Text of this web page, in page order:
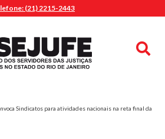
(21) 2215-2443
Sindicatos para atividades nacionais na reta final da